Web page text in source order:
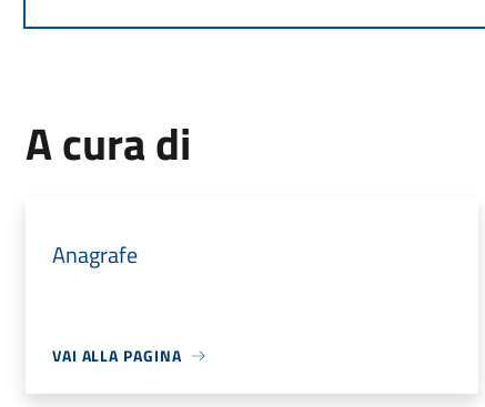
A cura di
Anagrafe
VAI ALLA PAGINA